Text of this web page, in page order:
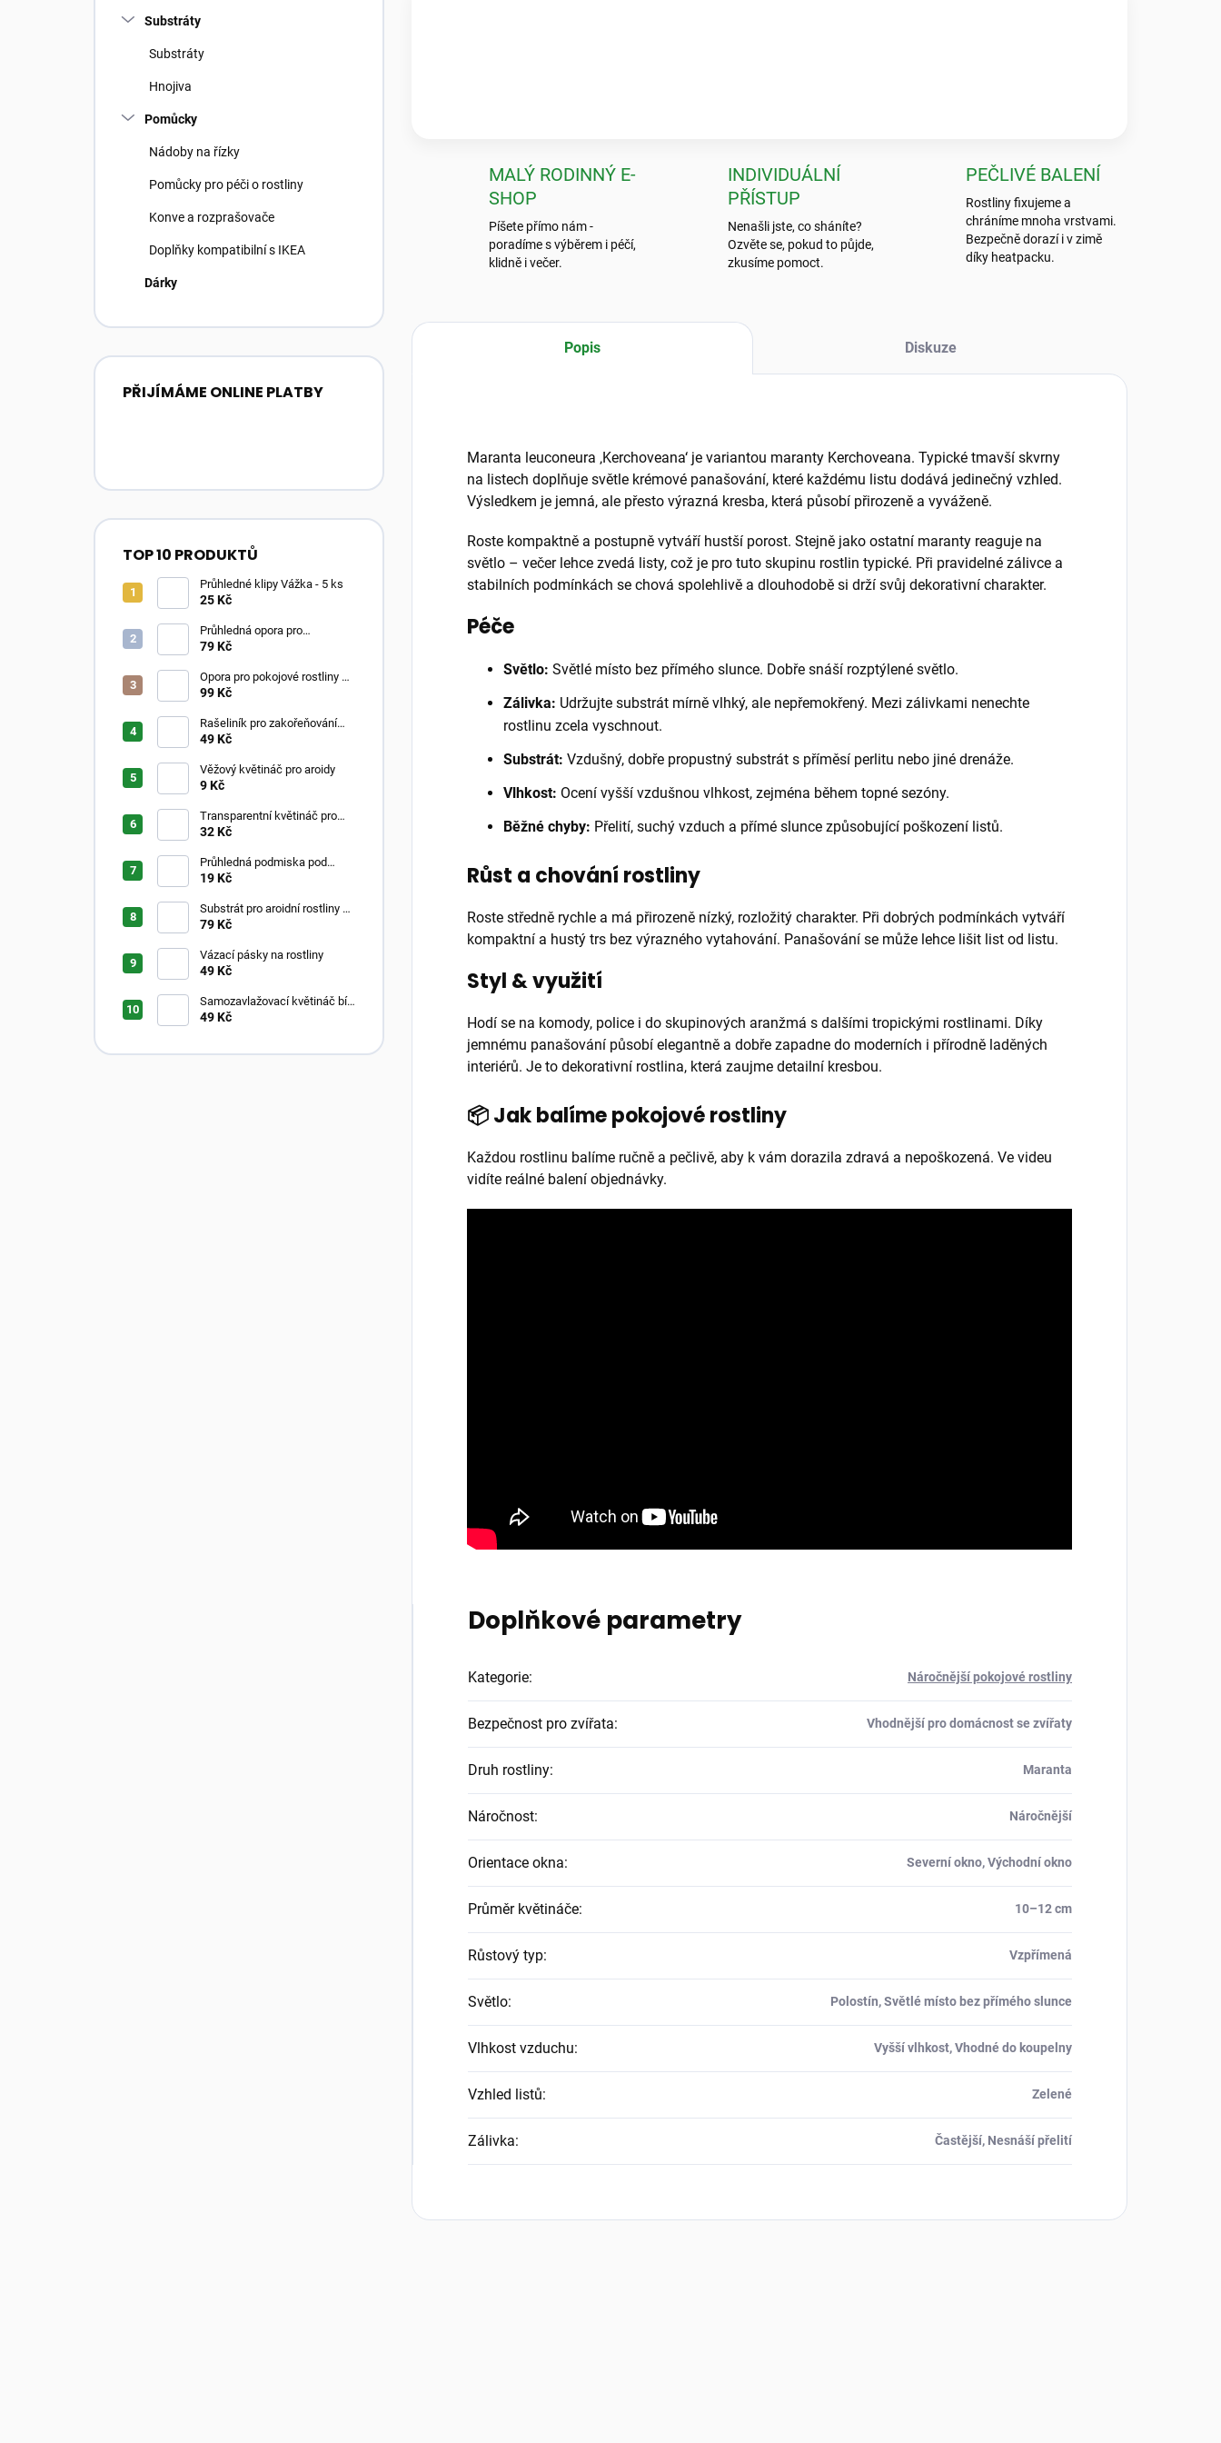
Substráty
Substráty
Hnojiva
Pomůcky
Nádoby na řízky
Pomůcky pro péči o rostliny
Konve a rozprašovače
Doplňky kompatibilní s IKEA
Dárky
PŘIJÍMÁME ONLINE PLATBY
TOP 10 PRODUKTŮ
Průhledné klipy Vážka - 5 ks
25 Kč
Průhledná opora pro
pokojovky ve tvaru oblouku
79 Kč
Opora pro pokojové rostliny –
Moss Poles Classic
99 Kč
Rašeliník pro zakořeňování
řízků
49 Kč
Věžový květináč pro aroidy
9 Kč
Transparentní květináč pro
aroidy
32 Kč
Průhledná podmiska pod
květináč
19 Kč
Substrát pro aroidní rostliny –
Aroid Mix
79 Kč
Vázací pásky na rostliny
49 Kč
Samozavlažovací květináč bílý
s průhledným vnitřkem
49 Kč
MALÝ RODINNÝ E-
SHOP
Píšete přímo nám -
poradíme s výběrem i péčí,
klidně i večer.
INDIVIDUÁLNÍ
PŘÍSTUP
Nenašli jste, co sháníte?
Ozvěte se, pokud to půjde,
zkusíme pomoct.
PEČLIVÉ BALENÍ
Rostliny fixujeme a
chráníme mnoha vrstvami.
Bezpečně dorazí i v zimě
díky heatpacku.
Popis Diskuze
Maranta leuconeura ‚Kerchoveana‘ je variantou maranty Kerchoveana. Typické tmavší skvrny
na listech doplňuje světle krémové panašování, které každému listu dodává jedinečný vzhled.
Výsledkem je jemná, ale přesto výrazná kresba, která působí přirozeně a vyváženě.
Roste kompaktně a postupně vytváří hustší porost. Stejně jako ostatní maranty reaguje na
světlo – večer lehce zvedá listy, což je pro tuto skupinu rostlin typické. Při pravidelné zálivce a
stabilních podmínkách se chová spolehlivě a dlouhodobě si drží svůj dekorativní charakter.
Péče
Světlo: Světlé místo bez přímého slunce. Dobře snáší rozptýlené světlo.
Zálivka: Udržujte substrát mírně vlhký, ale nepřemokřený. Mezi zálivkami nenechte
rostlinu zcela vyschnout.
Substrát: Vzdušný, dobře propustný substrát s příměsí perlitu nebo jiné drenáže.
Vlhkost: Ocení vyšší vzdušnou vlhkost, zejména během topné sezóny.
Běžné chyby: Přelití, suchý vzduch a přímé slunce způsobující poškození listů.
Růst a chování rostliny
Roste středně rychle a má přirozeně nízký, rozložitý charakter. Při dobrých podmínkách vytváří
kompaktní a hustý trs bez výrazného vytahování. Panašování se může lehce lišit list od listu.
Styl & využití
Hodí se na komody, police i do skupinových aranžmá s dalšími tropickými rostlinami. Díky
jemnému panašování působí elegantně a dobře zapadne do moderních i přírodně laděných
interiérů. Je to dekorativní rostlina, která zaujme detailní kresbou.
📦 Jak balíme pokojové rostliny
Každou rostlinu balíme ručně a pečlivě, aby k vám dorazila zdravá a nepoškozená. Ve videu
vidíte reálné balení objednávky.
Doplňkové parametry
Kategorie: Náročnější pokojové rostliny
Bezpečnost pro zvířata: Vhodnější pro domácnost se zvířaty
Druh rostliny: Maranta
Náročnost: Náročnější
Orientace okna: Severní okno, Východní okno
Průměr květináče: 10–12 cm
Růstový typ: Vzpřímená
Světlo: Polostín, Světlé místo bez přímého slunce
Vlhkost vzduchu: Vyšší vlhkost, Vhodné do koupelny
Vzhled listů: Zelené
Zálivka: Častější, Nesnáší přelití